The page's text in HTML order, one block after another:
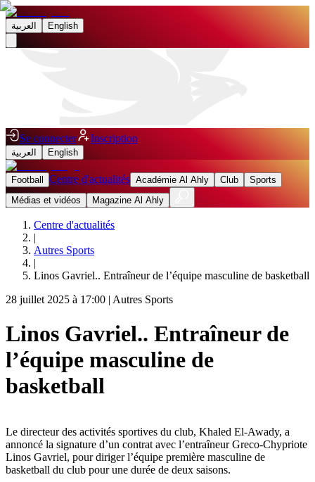
العربية English
Se connecter Inscription
العربية English
Football Centre d'actualités Académie Al Ahly Club
Sports
Médias et vidéos
Magazine Al Ahly
Centre d'actualités
|
Autres Sports
|
Linos Gavriel.. Entraîneur de l’équipe masculine de basketball
28 juillet 2025 à 17:00 | Autres Sports
Linos Gavriel.. Entraîneur de
l’équipe masculine de
basketball
Le directeur des activités sportives du club, Khaled El-Awady, a
annoncé la signature d’un contrat avec l’entraîneur Greco-Chypriote
Linos Gavriel, pour diriger l’équipe première masculine de
basketball du club pour une durée de deux saisons.